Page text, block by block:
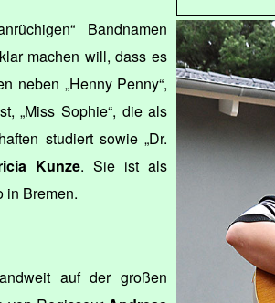
Bandnamen
machen will, dass es
neben „Henny Penny“,
„Miss Sophie“, die als
studiert sowie „Dr.
Kunze. Sie ist als
in Bremen.
auf der großen